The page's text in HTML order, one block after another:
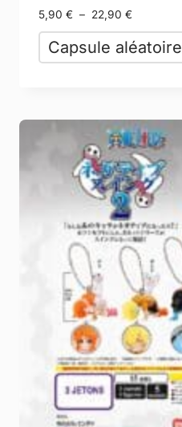
5,90 € – 22,90 €
Capsule aléatoire